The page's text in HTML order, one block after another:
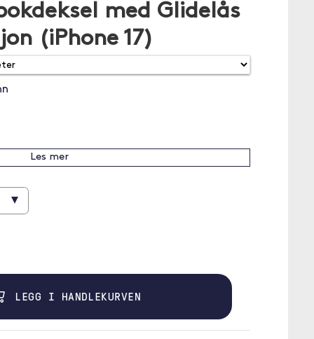
med Glidelås
(iPhone 17)
Les mer
▾
LEGG I HANDLEKURVEN